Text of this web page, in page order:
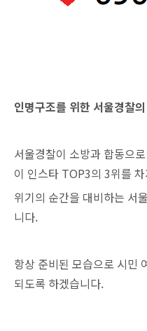
인명구조를 위한 서울경찰
서울경찰이 소방과 합동으
이 인스타 TOP3의 3위를
위기의 순간을 대비하는 서
니다.
항상 준비된 모습으로 시민
되도록 하겠습니다.